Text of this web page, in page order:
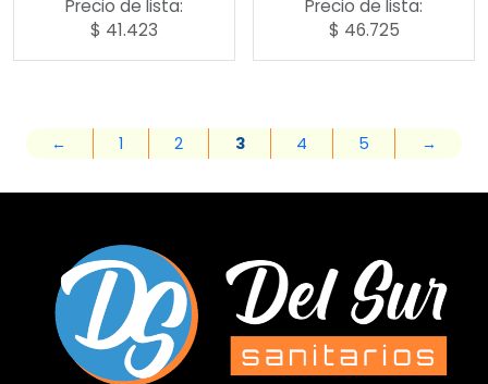
Precio de lista:
$ 41.423
Precio de lista:
$ 46.725
← 1 2 3 4 5 →